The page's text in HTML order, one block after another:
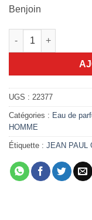
Benjoin
quantité de Le Male
UGS : 22377
Catégories : Eau de
HOMME
Étiquette : JEAN PAUL